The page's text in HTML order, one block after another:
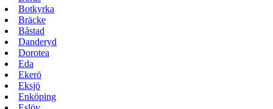
Botkyrka
Bräcke
Båstad
Danderyd
Dorotea
Eda
Ekerö
Eksjö
Enköping